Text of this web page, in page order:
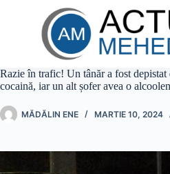
Razie în trafic! Un tânăr a fost depistat
cocaină, iar un alt șofer avea o
MĂDĂLIN ENE MARTIE 10, 2024